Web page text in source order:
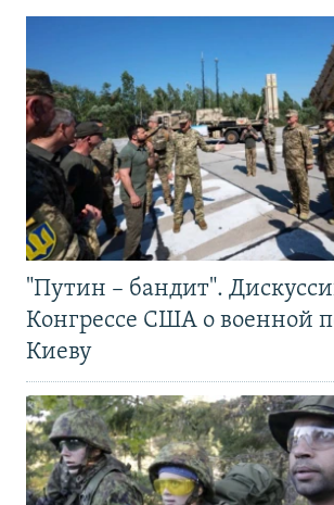
"Путин – бандит".
Конгрессе США о военной
Киеву